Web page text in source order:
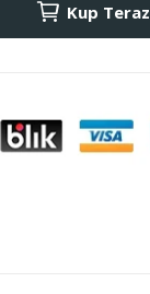
Kup Teraz